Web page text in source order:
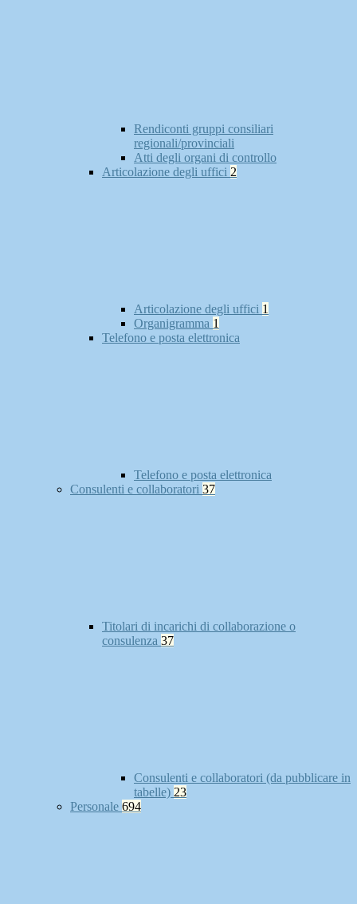
Rendiconti gruppi consiliari
regionali/provinciali
Atti degli organi di controllo
Articolazione degli uffici 2
Articolazione degli uffici 1
Organigramma 1
Telefono e posta elettronica
Telefono e posta elettronica
Consulenti e collaboratori 37
Titolari di incarichi di collaborazione o
consulenza 37
Consulenti e collaboratori (da pubblicare in
tabelle) 23
Personale 694